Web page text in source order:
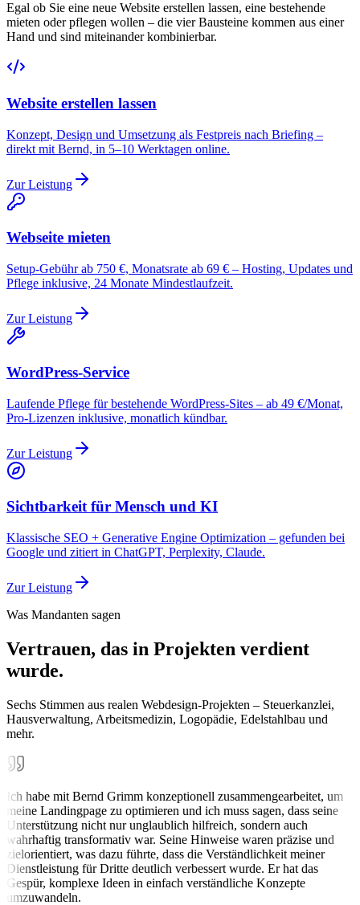
Egal ob Sie eine neue Website erstellen lassen, eine bestehende
mieten oder pflegen wollen – die vier Bausteine kommen aus einer
Hand und sind miteinander kombinierbar.
Website erstellen lassen
Konzept, Design und Umsetzung als Festpreis nach Briefing –
direkt mit Bernd, in 5–10 Werktagen online.
Zur Leistung
Webseite mieten
Setup-Gebühr ab 750 €, Monatsrate ab 69 € – Hosting, Updates und
Pflege inklusive, 24 Monate Mindestlaufzeit.
Zur Leistung
WordPress-Service
Laufende Pflege für bestehende WordPress-Sites – ab 49 €/Monat,
Pro-Lizenzen inklusive, monatlich kündbar.
Zur Leistung
Sichtbarkeit für Mensch und KI
Klassische SEO + Generative Engine Optimization – gefunden bei
Google und zitiert in ChatGPT, Perplexity, Claude.
Zur Leistung
Was Mandanten sagen
Vertrauen, das in Projekten verdient
wurde.
Sechs Stimmen aus realen Webdesign-Projekten – Steuerkanzlei,
Hausverwaltung, Arbeitsmedizin, Logopädie, Edelstahlbau und
mehr.
Ich habe mit Bernd Grimm konzeptionell zusammengearbeitet, um
meine Landingpage zu optimieren und ich muss sagen, dass seine
Unterstützung nicht nur unglaublich hilfreich, sondern auch
wahrhaftig transformativ war. Seine Hinweise waren präzise und
zielorientiert, was dazu führte, dass die Verständlichkeit meiner
Dienstleistung für Dritte deutlich verbessert wurde. Er hat das
Gespür, komplexe Ideen in einfach verständliche Konzepte
umzuwandeln.